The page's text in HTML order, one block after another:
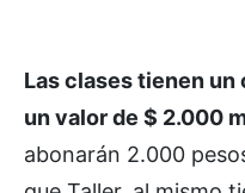
Las clases tienen un
un valor de $ 2.000
abonarán 2.000